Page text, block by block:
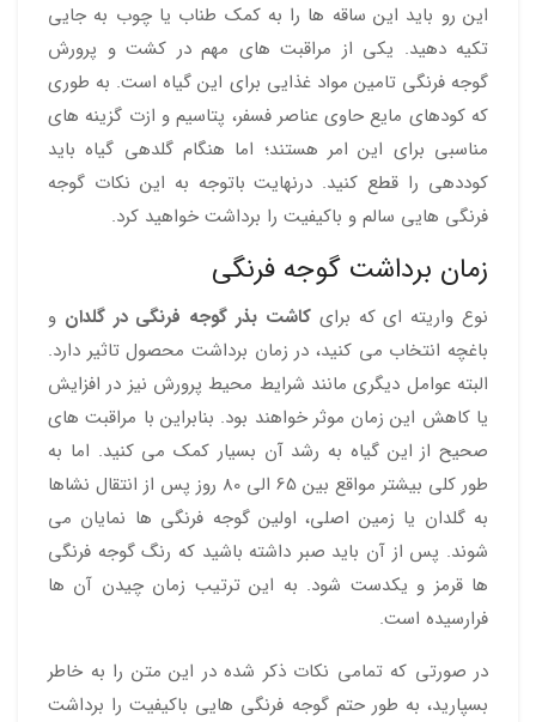
این رو باید این ساقه ها را به کمک طناب یا چوب به جایی
تکیه دهید. یکی از مراقبت های مهم در کشت و پرورش
گوجه فرنگی تامین مواد غذایی برای این گیاه است. به طوری
که کودهای مایع حاوی عناصر فسفر، پتاسیم و ازت گزینه های
مناسبی برای این امر هستند؛ اما هنگام گلدهی گیاه باید
کوددهی را قطع کنید. درنهایت باتوجه به این نکات گوجه
فرنگی هایی سالم و باکیفیت را برداشت خواهید کرد.
زمان برداشت گوجه فرنگی
نوع واریته ای که برایکاشت بذر گوجه فرنگی در گلدان و
باغچه انتخاب می کنید، در زمان برداشت محصول تاثیر دارد.
البته عوامل دیگری مانند شرایط محیط پرورش نیز در افزایش
یا کاهش این زمان موثر خواهند بود. بنابراین با مراقبت های
صحیح از این گیاه به رشد آن بسیار کمک می کنید. اما به
طور کلی بیشتر مواقع بین 65 الی 80 روز پس از انتقال نشاها
به گلدان یا زمین اصلی، اولین گوجه فرنگی ها نمایان می
شوند. پس از آن باید صبر داشته باشید که رنگ گوجه فرنگی
ها قرمز و یکدست شود. به این ترتیب زمان چیدن آن ها
فرارسیده است.
در صورتی که تمامی نکات ذکر شده در این متن را به خاطر
بسپارید، به طور حتم گوجه فرنگی هایی باکیفیت را برداشت